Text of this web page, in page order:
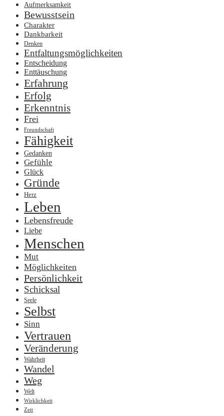
Aufmerksamkeit
Bewusstsein
Charakter
Dankbarkeit
Denken
Entfaltungsmöglichkeiten
Entscheidung
Enttäuschung
Erfahrung
Erfolg
Erkenntnis
Frei
Freundschaft
Fähigkeit
Gedanken
Gefühle
Glück
Gründe
Herz
Leben
Lebensfreude
Liebe
Menschen
Mut
Möglichkeiten
Persönlichkeit
Schicksal
Seele
Selbst
Sinn
Vertrauen
Veränderung
Wahrheit
Wandel
Weg
Welt
Wirklichkeit
Zeit